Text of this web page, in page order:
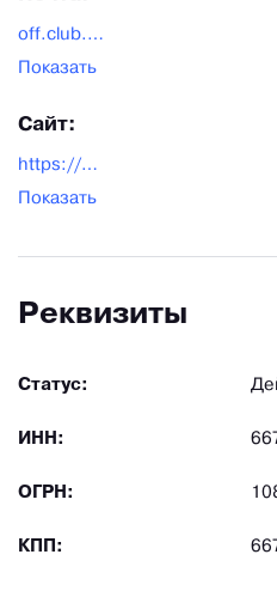
off.club.sekr@gmail.com
Показать
Сайт:
https://www.arb-ural.ru/
Показать
Реквизиты
Статус:
ИНН:
ОГРН:
КПП: